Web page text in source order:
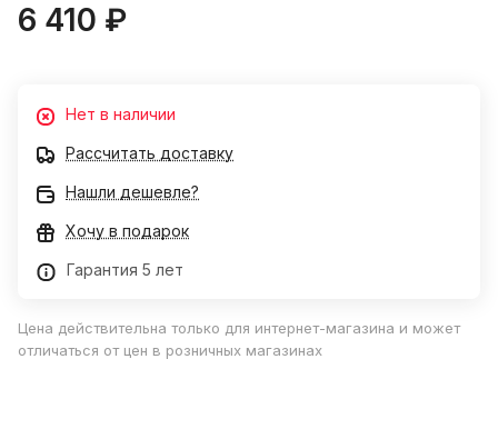
6 410 ₽
Нет в наличии
Рассчитать доставку
Нашли дешевле?
Хочу в подарок
Гарантия 5 лет
Цена действительна только для интернет-магазина и может
отличаться от цен в розничных магазинах